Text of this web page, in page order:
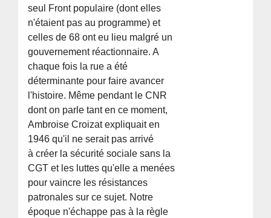
seul Front populaire (dont elles
n'étaient pas au programme) et
celles de 68 ont eu lieu malgré un
gouvernement réactionnaire. A
chaque fois la rue a été
déterminante pour faire avancer
l'histoire. Même pendant le CNR
dont on parle tant en ce moment,
Ambroise Croizat expliquait en
1946 qu'il ne serait pas arrivé
à créer la sécurité sociale sans la
CGT et les luttes qu'elle a menées
pour vaincre les résistances
patronales sur ce sujet. Notre
époque n'échappe pas à la règle